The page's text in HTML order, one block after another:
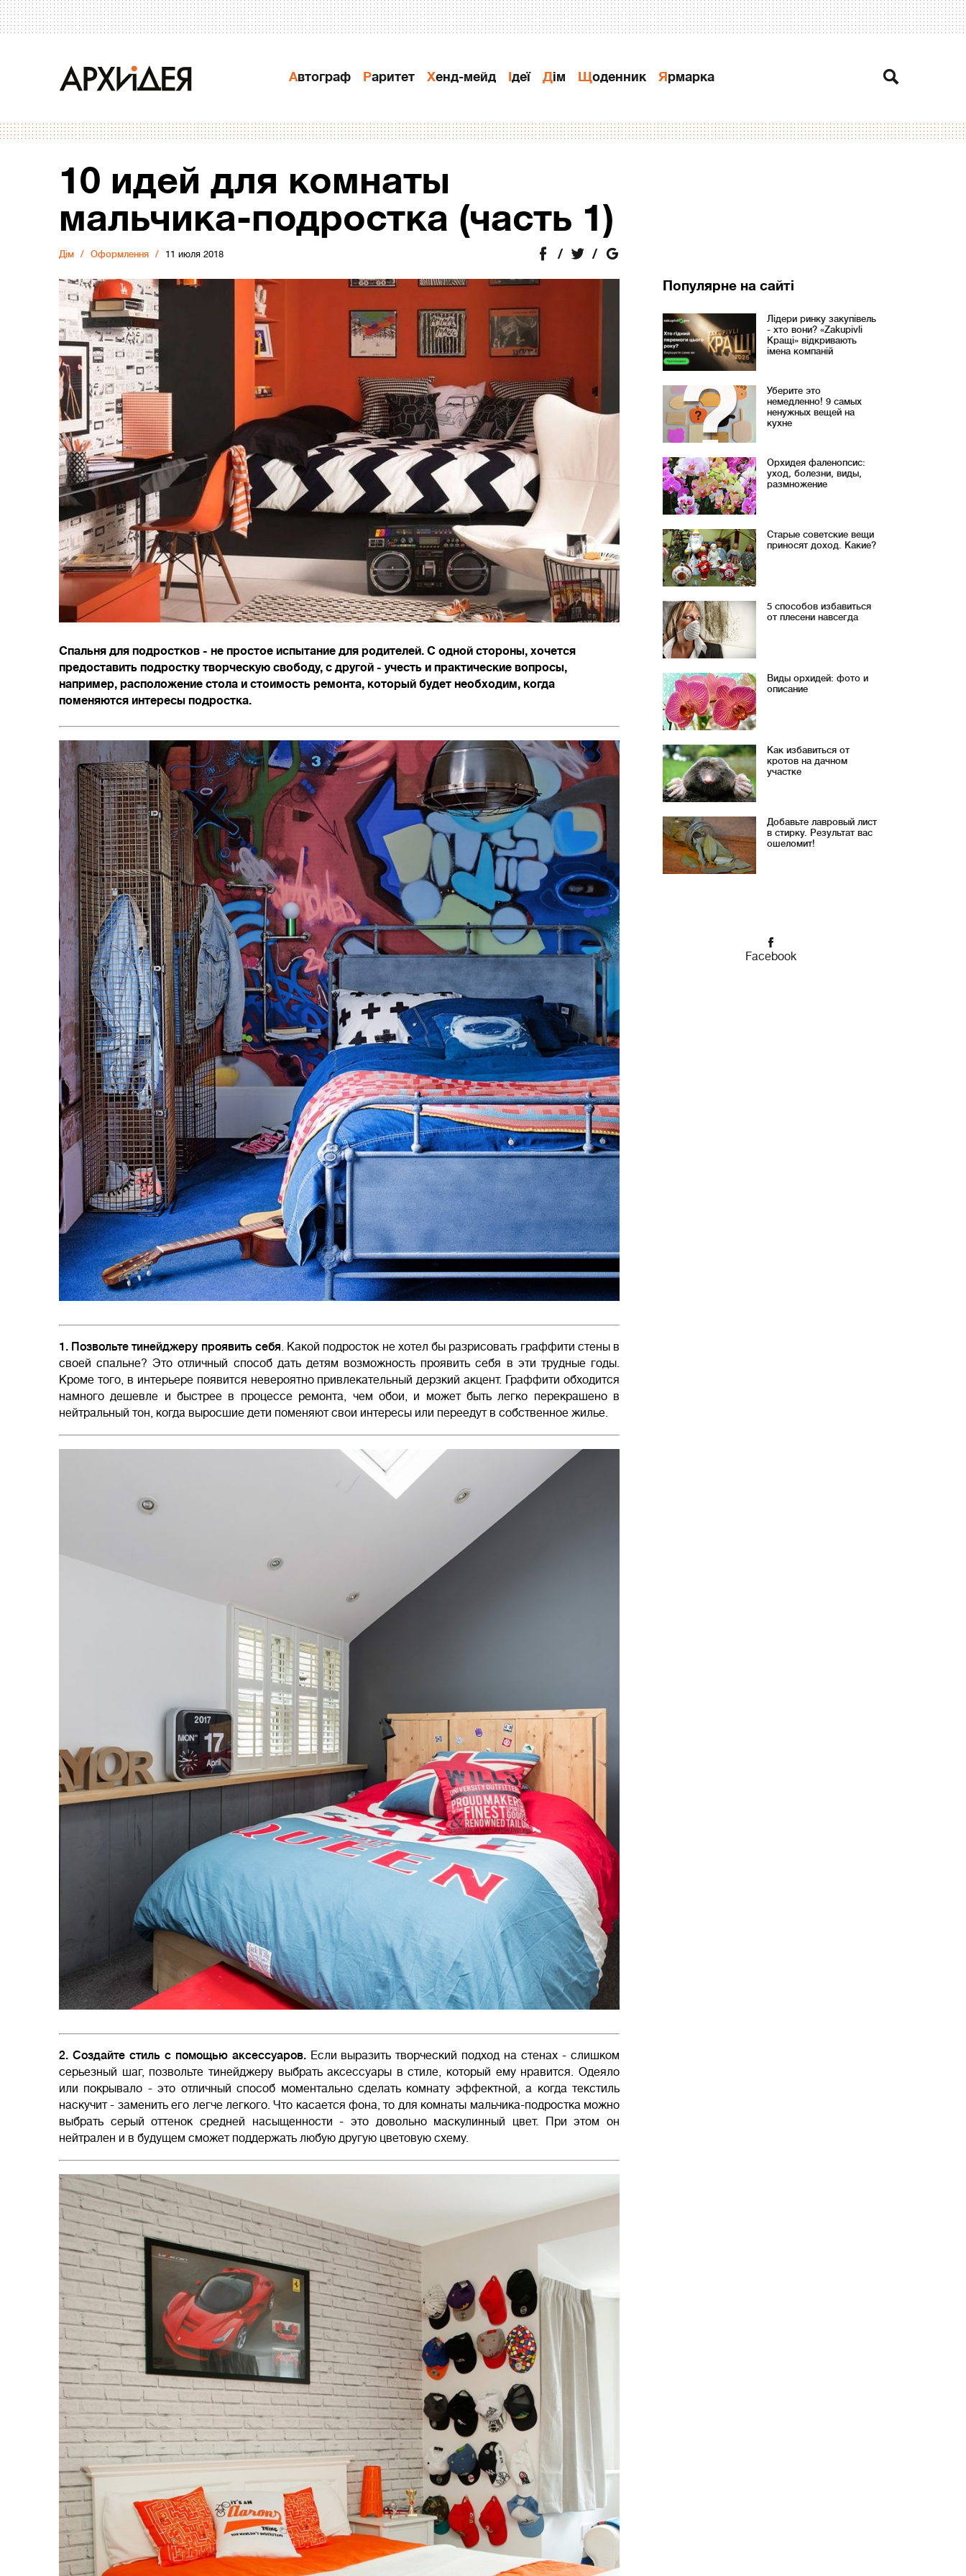
Автограф Раритет Хенд-мейд Ідеї Дiм Щоденник Ярмарка
10 идей для комнаты
мальчика-подростка (часть 1)
Дiм Оформлення 11 июля 2018
Спальня для подростков - не простое испытание для родителей. С одной стороны, хочется
предоставить подростку творческую свободу, с другой - учесть и практические вопросы,
например, расположение стола и стоимость ремонта, который будет необходим, когда
поменяются интересы подростка.
1. Позвольте тинейджеру проявить себя. Какой подросток не хотел бы разрисовать граффити стены в
своей спальне? Это отличный способ дать детям возможность проявить себя в эти трудные годы.
Кроме того, в интерьере появится невероятно привлекательный дерзкий акцент. Граффити обходится
намного дешевле и быстрее в процессе ремонта, чем обои, и может быть легко перекрашено в
нейтральный тон, когда выросшие дети поменяют свои интересы или переедут в собственное жилье.
2. Создайте стиль с помощью аксессуаров.Если выразить творческий подход на стенах - слишком
серьезный шаг, позвольте тинейджеру выбрать аксессуары в стиле, который ему нравится. Одеяло
или покрывало - это отличный способ моментально сделать комнату эффектной, а когда текстиль
наскучит - заменить его легче легкого. Что касается фона, то для комнаты мальчика-подростка можно
выбрать серый оттенок средней насыщенности - это довольно маскулинный цвет. При этом он
нейтрален и в будущем сможет поддержать любую другую цветовую схему.
Популярне на сайті
Лідери ринку закупівель
- хто вони? «Zakupivli
Кращі» відкривають
імена компаній
Уберите это
немедленно! 9 самых
ненужных вещей на
кухне
Орхидея фаленопсис:
уход, болезни, виды,
размножение
Старые советские вещи
приносят доход. Какие?
5 способов избавиться
от плесени навсегда
Виды орхидей: фото и
описание
Как избавиться от
кротов на дачном
участке
Добавьте лавровый лист
в стирку. Результат вас
ошеломит!
Facebook